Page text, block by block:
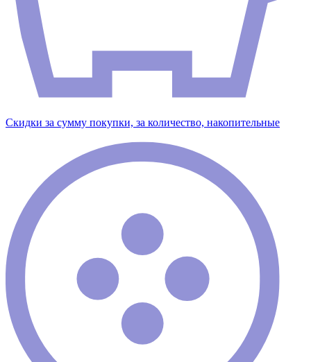
Скидки за сумму покупки, за количество, накопительные